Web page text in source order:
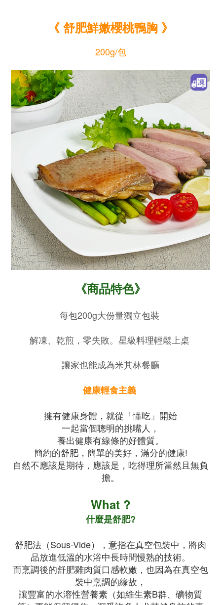
《 舒肥鮮嫩櫻桃鴨胸 》
200g/包
《商品特色》
每包200g大份量獨立包裝
解凍、乾煎，零失敗。星級料理輕鬆上桌
讓家也能成為米其林餐廳
健康輕食主義
擁有健康身體，就從「懂吃」開始
一起當個聰明的挑嘴人，
養出健康有線條的好體質。
簡約的舒肥，簡單的美好，滿分的健康!
自然不應該是期待，應該是，吃得理所當然且無負
擔。
What ?
什麼是舒肥?
舒肥法（Sous-Vide），意指在真空包裝中，將肉
品放進低溫的水浴中長時間慢熟的技術。
而烹調後的舒肥雞肉質口感軟嫩，也因為在真空包
裝中烹調的緣故，
讓豐富的水溶性營養素（如維生素B群、礦物質